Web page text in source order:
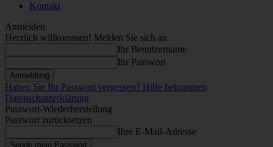
Kontakt
Anmelden
Herzlich willkommen! Melden Sie sich an
Ihr Benutzername
Ihr Passwort
Haben Sie Ihr Passwort vergessen? Hilfe bekommen
Datenschutzerklärung
Passwort-Wiederherstellung
Passwort zurücksetzen
Ihre E-Mail-Adresse